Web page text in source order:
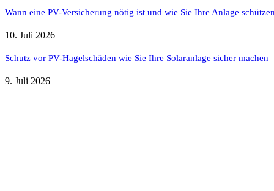
Wann eine PV-Versicherung nötig ist und wie Sie Ihre Anlage schützen
10. Juli 2026
Schutz vor PV-Hagelschäden wie Sie Ihre Solaranlage sicher machen
9. Juli 2026